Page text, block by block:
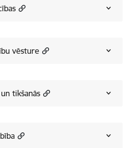
vēsture
tikšanās